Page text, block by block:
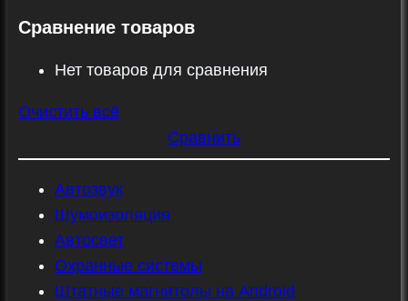
Сравнение товаров
Нет товаров для сравнения
Очистить всё
Сравнить
Автозвук
Шумоизоляция
Автосвет
Охранные системы
Штатные магнитолы на Android